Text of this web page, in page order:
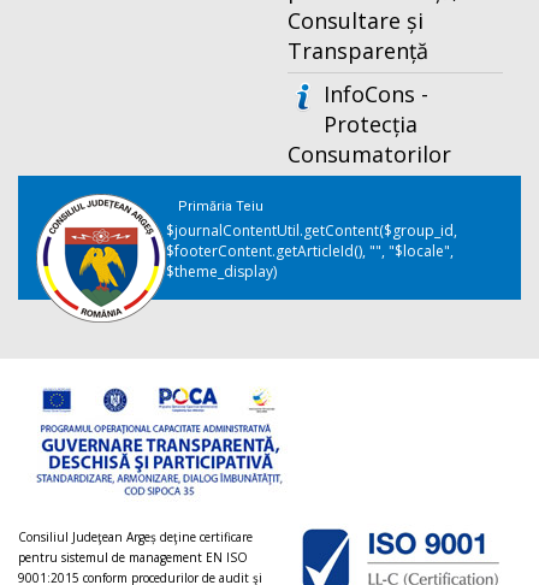
Consultare și
Transparență
InfoCons -
Protecția
Consumatorilor
Primăria Teiu
$journalContentUtil.getContent($group_id,
$footerContent.getArticleId(), "", "$locale",
$theme_display)
Consiliul Judeţean Argeș deţine certificare
pentru sistemul de management EN ISO
9001:2015 conform procedurilor de audit şi